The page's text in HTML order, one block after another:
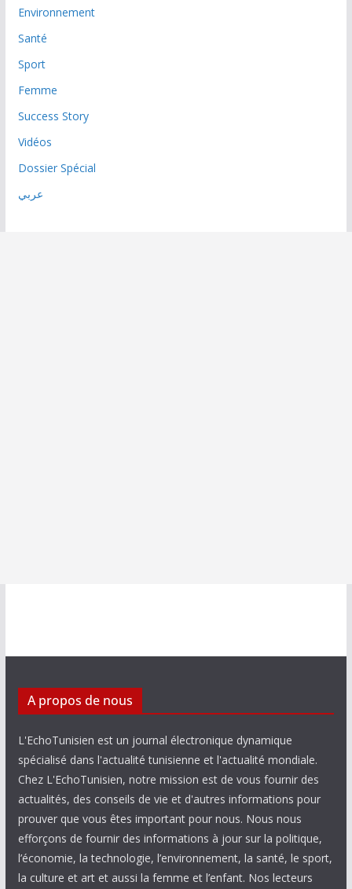
Environnement
Santé
Sport
Femme
Success Story
Vidéos
Dossier Spécial
عربي
A propos de nous
L'EchoTunisien est un journal électronique dynamique
spécialisé dans l'actualité tunisienne et l'actualité mondiale.
Chez L'EchoTunisien, notre mission est de vous fournir des
actualités, des conseils de vie et d'autres informations pour
prouver que vous êtes important pour nous. Nous nous
efforçons de fournir des informations à jour sur la politique,
l’économie, la technologie, l’environnement, la santé, le sport,
la culture et art et aussi la femme et l’enfant. Nos lecteurs